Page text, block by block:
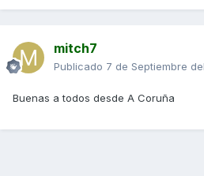
mitch7
Publicado 7 de Septiembre
Buenas a todos desde A Coruña